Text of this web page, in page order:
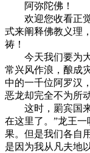
阿弥陀佛！
欢迎您收看正觉
式来阐释佛教义理
祷！
今天我们要为大
常兴风作浪，酿成
中的一千位阿罗汉
恶龙却完全不为所动
这时，罽宾国来
在这里了。”龙王
果。但是我们各自
是因为我从凡夫地